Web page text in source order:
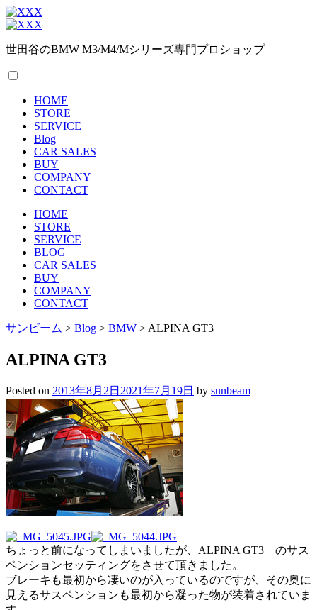
世田谷のBMW M3/M4/Mシリーズ専門プロショップ
HOME
STORE
SERVICE
Blog
CAR SALES
BUY
COMPANY
CONTACT
HOME
STORE
SERVICE
BLOG
CAR SALES
BUY
COMPANY
CONTACT
サンビーム > Blog > BMW > ALPINA GT3
ALPINA GT3
Posted on 2013年8月2日 2021年7月19日 by sunbeam
ちょっと前になってしまいましたが、ALPINA GT3 のサス
ペンションセッティングをさせて頂きました。
ブレーキも最初から凄いのが入っているのですが、その奥に
見えるサスペンションも最初から凝った物が装着されていま